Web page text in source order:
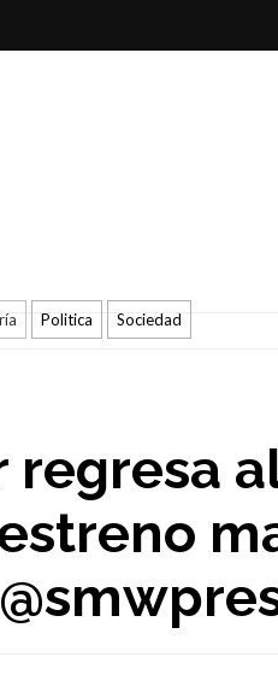
Politica Sociedad
regresa